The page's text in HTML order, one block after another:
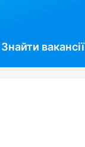
Знайти вакансії